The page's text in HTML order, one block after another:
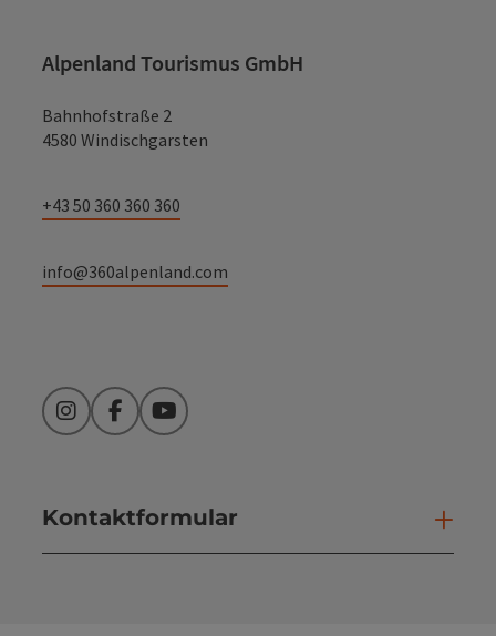
Alpenland Tourismus GmbH
Bahnhofstraße 2
4580 Windischgarsten
+43 50 360 360 360
info@360alpenland.com
InstagramFacebookYouTube
Kontaktformular